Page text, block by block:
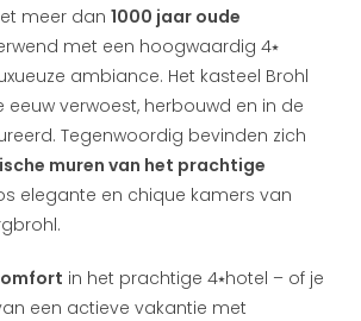
meer dan 1000 jaar oude
met een hoogwaardig 4⭑
ambiance. Het kasteel Brohl
eeuw verwoest, herbouwd en in de
Tegenwoordig bevinden zich
muren van het prachtige
elegante en chique kamers van
in het prachtige 4⭑hotel – of je
een actieve vakantie met